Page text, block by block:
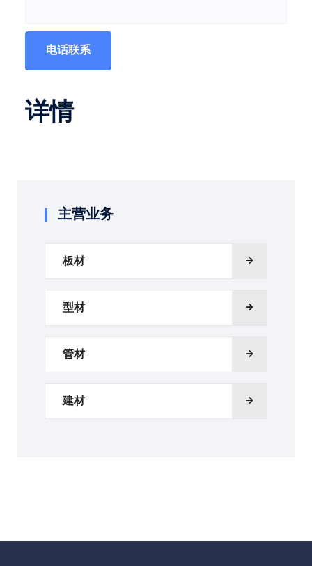
主营业务
板材
型材
管材
建材
电话联系
详情